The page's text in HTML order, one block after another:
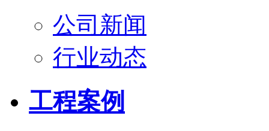
公司新闻
行业动态
工程案例